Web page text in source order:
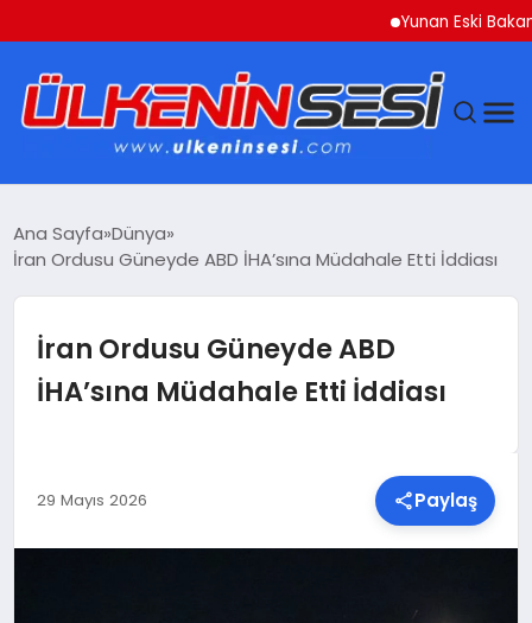
Yunan Eski Bakan
GÜNDEM
MAGAZIN
Ana Sayfa Dünya
İran Ordusu Güneyde ABD İHA’sına Müdahale Etti İddiası
İran Ordusu Güneyde ABD
İHA’sına Müdahale Etti İddiası
29 Mayıs 2026 Paylaş